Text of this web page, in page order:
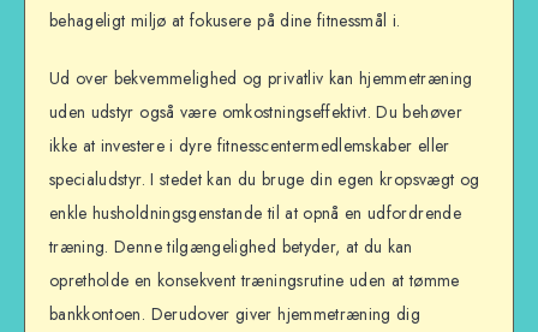
behageligt miljø at fokusere på dine fitnessmål i.
Ud over bekvemmelighed og privatliv kan hjemmetræning
uden udstyr også være omkostningseffektivt. Du behøver
ikke at investere i dyre fitnesscentermedlemskaber eller
specialudstyr. I stedet kan du bruge din egen kropsvægt og
enkle husholdningsgenstande til at opnå en udfordrende
træning. Denne tilgængelighed betyder, at du kan
opretholde en konsekvent træningsrutine uden at tømme
bankkontoen. Derudover giver hjemmetræning dig